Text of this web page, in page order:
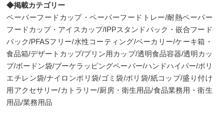
◆掲載カテゴリー
ペーパーフードカップ・ペーパーフードトレー/耐熱ペーパー
フードカップ・アイスカップ/IPPスタンドパック・嵌合フード
パック/PFASフリー/水性コーティング/ベーカリー/ケーキ箱・
食品箱/デザートカップ/プリン用カップ/透明食品容器/透明カッ
プ/ボードン袋/ブーケラッピングペーパー/ハンドハイパー/ポリ
エチレン袋/ナイロンポリ袋/ゴミ袋/ポリ袋/紙コップ/盛り付け
用アクセサリー/カトラリー/厨房・衛生用品/食品業務用・衛生
用品/業務用品